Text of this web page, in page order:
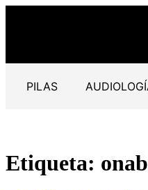
PILAS
Etiqueta: